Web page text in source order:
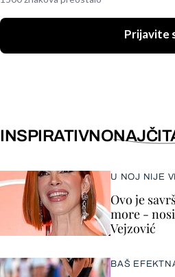
Prijavite
INSPIRATIVNO
U NOJ NIJE
Ovo je
more -
Vejzović
BAŠ